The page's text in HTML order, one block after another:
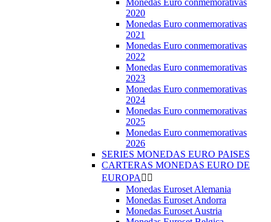
Monedas Euro conmemorativas
2020
Monedas Euro conmemorativas
2021
Monedas Euro conmemorativas
2022
Monedas Euro conmemorativas
2023
Monedas Euro conmemorativas
2024
Monedas Euro conmemorativas
2025
Monedas Euro conmemorativas
2026
SERIES MONEDAS EURO PAISES
CARTERAS MONEDAS EURO DE
EUROPA  
Monedas Euroset Alemania
Monedas Euroset Andorra
Monedas Euroset Austria